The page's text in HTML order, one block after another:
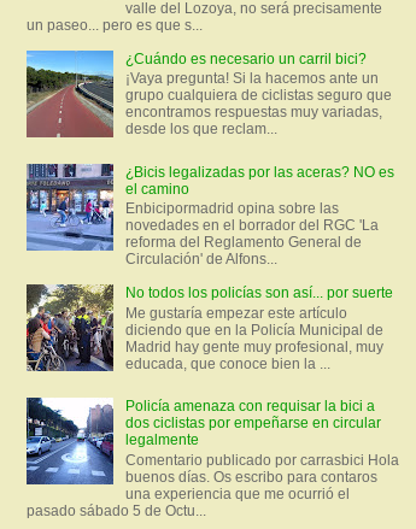
valle del Lozoya, no será precisamente
un paseo... pero es que s...
¿Cuándo es necesario un carril bici?
¡Vaya pregunta! Si la hacemos ante un
grupo cualquiera de ciclistas seguro que
encontramos respuestas muy variadas,
desde los que reclam...
¿Bicis legalizadas por las aceras? NO es
el camino
Enbicipormadrid opina sobre las
novedades en el borrador del RGC 'La
reforma del Reglamento General de
Circulación' de Alfons...
No todos los policías son así... por suerte
Me gustaría empezar este artículo
diciendo que en la Policía Municipal de
Madrid hay gente muy profesional, muy
educada, que conoce bien la ...
Policía amenaza con requisar la bici a
dos ciclistas por empeñarse en circular
legalmente
Comentario publicado por carrasbici Hola
buenos días. Os escribo para contaros
una experiencia que me ocurrió el
pasado sábado 5 de Octu...